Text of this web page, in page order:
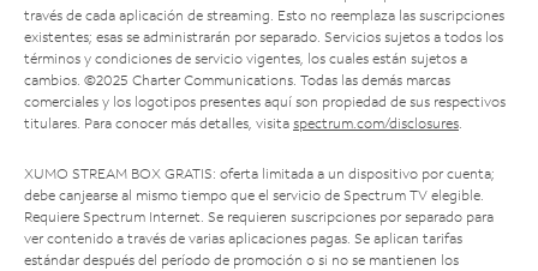
través de cada aplicación de streaming. Esto no reemplaza las suscripciones
existentes; esas se administrarán por separado. Servicios sujetos a todos los
términos y condiciones de servicio vigentes, los cuales están sujetos a
cambios. ©2025 Charter Communications. Todas las demás marcas
comerciales y los logotipos presentes aquí son propiedad de sus respectivos
titulares. Para conocer más detalles, visita spectrum.com/disclosures.
XUMO STREAM BOX GRATIS: oferta limitada a un dispositivo por cuenta;
debe canjearse al mismo tiempo que el servicio de Spectrum TV elegible.
Requiere Spectrum Internet. Se requieren suscripciones por separado para
ver contenido a través de varias aplicaciones pagas. Se aplican tarifas
estándar después del período de promoción o si no se mantienen los